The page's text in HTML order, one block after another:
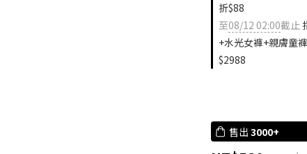
折$88
至08/12 02:00截止
+水光女褲+親膚童
$2988
售出 3000+